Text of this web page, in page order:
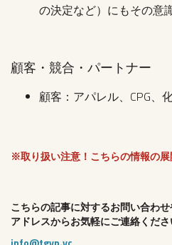
の決定など）にもその意
顧客・競合・パートナー
顧客：アパレル、CPG、
※取り扱い注意！こちらの情報の
こちらの記事に対するお問い合わ
アドレスからお気軽にご連絡くださ